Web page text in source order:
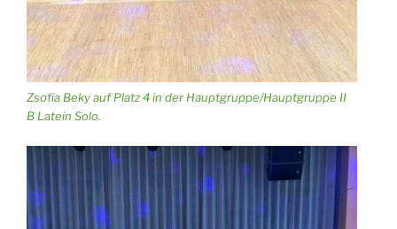
Zsofia Beky auf Platz 4 in der Hauptgruppe/Hauptgruppe II
B Latein Solo.